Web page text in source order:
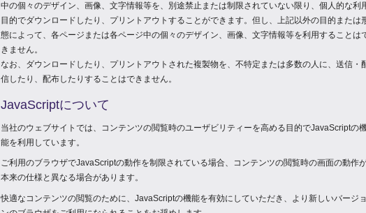
中の個々のデザイン、画像、文字情報等を、別途禁止または制限されていない限り、個人的な利
目的でダウンロードしたり、プリントアウトすることができます。但し、上記以外の目的または
態によって、各ページまたは各ページ中の個々のデザイン、画像、文字情報等を利用することは
きません。
なお、ダウンロードしたり、プリントアウトされた複製物を、不特定または多数の人に、送信・
信したり、配布したりすることはできません。
JavaScriptについて
当社のウェブサイトでは、コンテンツの閲覧時のユーザビリティーを高める目的でJavaScriptの
能を利用しています。
ご利用のブラウザでJavaScriptの動作を制限されている場合、コンテンツの閲覧時の画面の動作
本来の仕様と異なる場合があります。
快適なコンテンツの閲覧のために、JavaScriptの機能を有効にしていただき、より新しいバージョ